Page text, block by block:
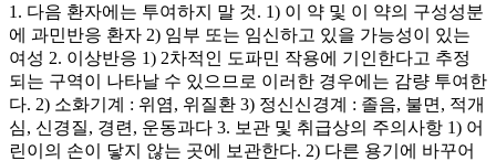
1. 다음 환자에는 투여하지 말 것. 1) 이 약 및 이 약의 구성성분
에 과민반응 환자 2) 임부 또는 임신하고 있을 가능성이 있는
여성 2. 이상반응 1) 2차적인 도파민 작용에 기인한다고 추정
되는 구역이 나타날 수 있으므로 이러한 경우에는 감량 투여한
다. 2) 소화기계 : 위염, 위질환 3) 정신신경계 : 졸음, 불면, 적개
심, 신경질, 경련, 운동과다 3. 보관 및 취급상의 주의사항 1) 어
린이의 손이 닿지 않는 곳에 보관한다. 2) 다른 용기에 바꾸어